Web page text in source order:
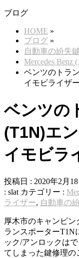
ブログ
HOME »
ブログ »
自動車の紛失
Mercedes
ベンツのトラ
イモビライザ
ベンツの
(T1N)エ
イモビラ
投稿日 : 2020年2月18
: slat カテゴリー :
ライザー, 自動車の
厚木市のキャンピン
ランスポーターT1N
ック/アンロックは
てしまった鍵修理の